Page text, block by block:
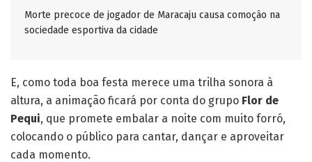
Morte precoce de jogador de Maracaju causa comoção na
sociedade esportiva da cidade
E, como toda boa festa merece uma trilha sonora à
altura, a animação ficará por conta do grupo Flor de
Pequi, que promete embalar a noite com muito forró,
colocando o público para cantar, dançar e aproveitar
cada momento.